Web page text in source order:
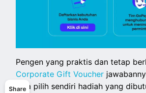
Share
Pengen yang praktis dan tetap
Corporate Gift Voucher
bisa pilih sendiri hadiah yang